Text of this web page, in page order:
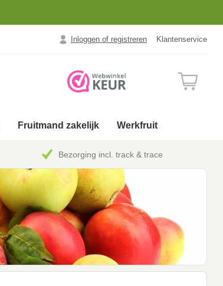
Inloggen of registreren Klantenservice
Fruitmand zakelijk Werkfruit
Bezorging incl. track & trace